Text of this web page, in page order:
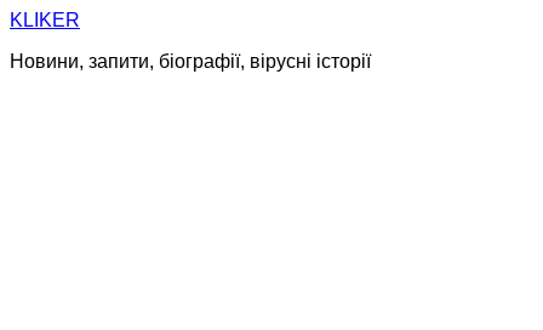
Skip
content
KLIKER
Новини, запити, біографії, вірусні історії